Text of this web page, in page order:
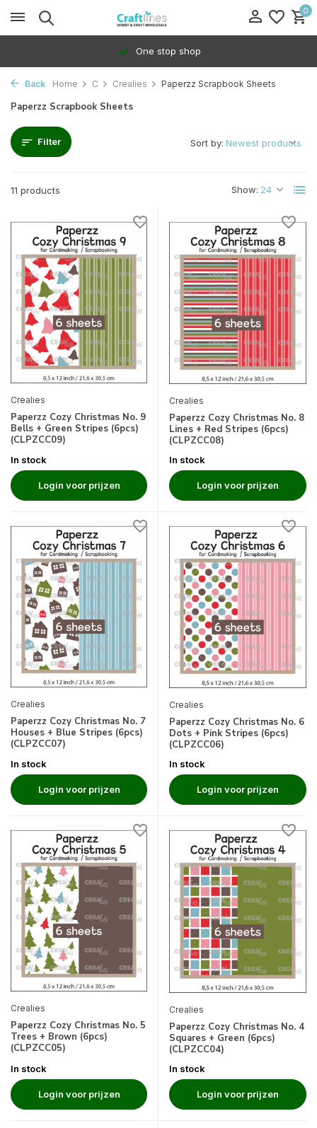
0
One stop shop
Back Home C Crealies Paperzz Scrapbook Sheets
Paperzz Scrapbook Sheets
Filter
11 products Show:
Sort by:
Crealies
Paperzz Cozy Christmas No. 9
Bells + Green Stripes (6pcs)
(CLPZCC09)
In stock
Login voor prijzen
Crealies
Paperzz Cozy Christmas No. 8
Lines + Red Stripes (6pcs)
(CLPZCC08)
In stock
Login voor prijzen
Crealies
Paperzz Cozy Christmas No. 7
Houses + Blue Stripes (6pcs)
(CLPZCC07)
In stock
Login voor prijzen
Crealies
Paperzz Cozy Christmas No. 6
Dots + Pink Stripes (6pcs)
(CLPZCC06)
In stock
Login voor prijzen
Crealies
Paperzz Cozy Christmas No. 5
Trees + Brown (6pcs)
(CLPZCC05)
In stock
Login voor prijzen
Crealies
Paperzz Cozy Christmas No. 4
Squares + Green (6pcs)
(CLPZCC04)
In stock
Login voor prijzen